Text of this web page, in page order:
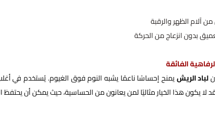
آلام الظهر والرقبة
بدون انزعاج من الحركة
لباد الريشيمنح إحساسًا ناعمًا يشبه النوم فوق الغيوم. يُستخدم في
لا يكون هذا الخيار مثاليًا لمن يعانون من الحساسية، حيث يمكن أن يحتفظ